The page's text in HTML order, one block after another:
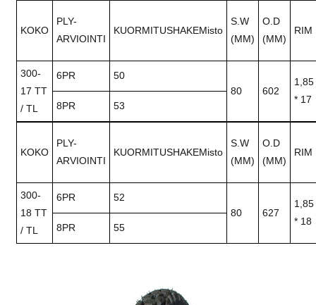
KOKO
PLY-
ARVIOINTI
KUORMITUSHAKEMisto
S.W
(MM)
O.D
(MM)
RIM
300-
17 TT
/ TL
6PR
50
80
602
1,85
* 17
8PR 53
KOKO
PLY-
ARVIOINTI
KUORMITUSHAKEMisto
S.W
(MM)
O.D
(MM)
RIM
300-
18 TT
/ TL
6PR
52
80
627
1,85
* 18
8PR 55